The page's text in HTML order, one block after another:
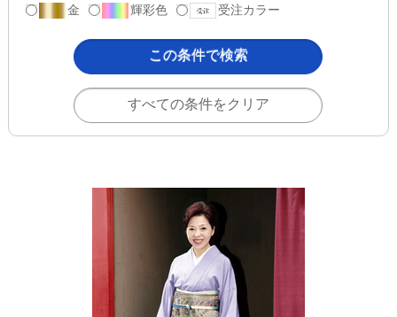
金
輝彩色 受注カラー